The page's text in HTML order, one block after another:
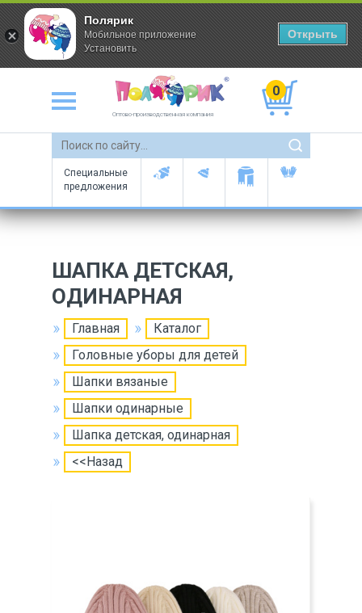
Оптово-производственная компания
0
Специальные
предложения
ШАПКА ДЕТСКАЯ,
ОДИНАРНАЯ
Главная
Каталог
Головные уборы для детей
Шапки вязаные
Шапки одинарные
Шапка детская, одинарная
<<Назад
Полярик
Мобильное приложение
Установить
Открыть